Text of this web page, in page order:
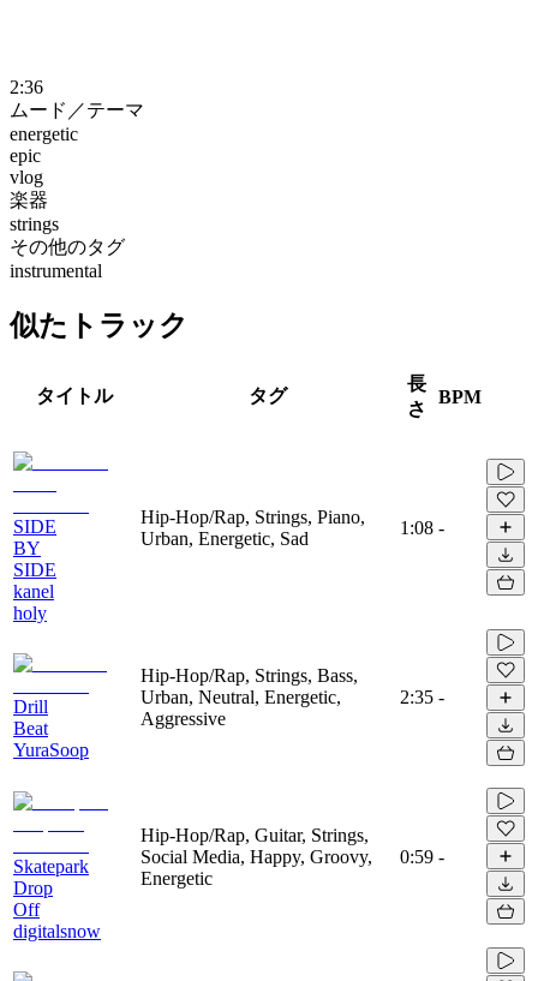
2:36
ムード／テーマ
energetic
epic
vlog
楽器
strings
その他のタグ
instrumental
似たトラック
タイトル タグ
長
さ
BPM
SIDE
BY
SIDE
kanel
holy
Hip-Hop/Rap, Strings, Piano,
Urban, Energetic, Sad
1:08 -
Drill
Beat
YuraSoop
Hip-Hop/Rap, Strings, Bass,
Urban, Neutral, Energetic,
Aggressive
2:35 -
Skatepark
Drop
Off
digitalsnow
Hip-Hop/Rap, Guitar, Strings,
Social Media, Happy, Groovy,
Energetic
0:59 -